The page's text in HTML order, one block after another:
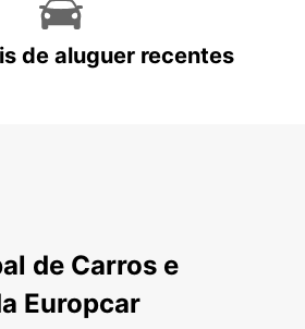
de aluguer recentes
de Carros e
Europcar